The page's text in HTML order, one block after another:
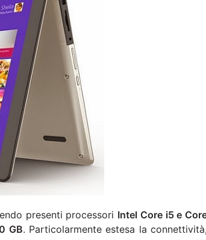
presenti processori Intel Core i5 e
GB. Particolarmente estesa la connettività,